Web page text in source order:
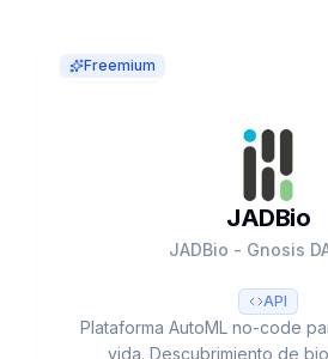
Freemium
JADBio
JADBio - Gnosis
API
Plataforma AutoML no-code
vida. Descubrimiento de